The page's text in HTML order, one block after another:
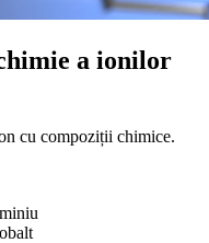
a ionilor
cu compoziții chimice.